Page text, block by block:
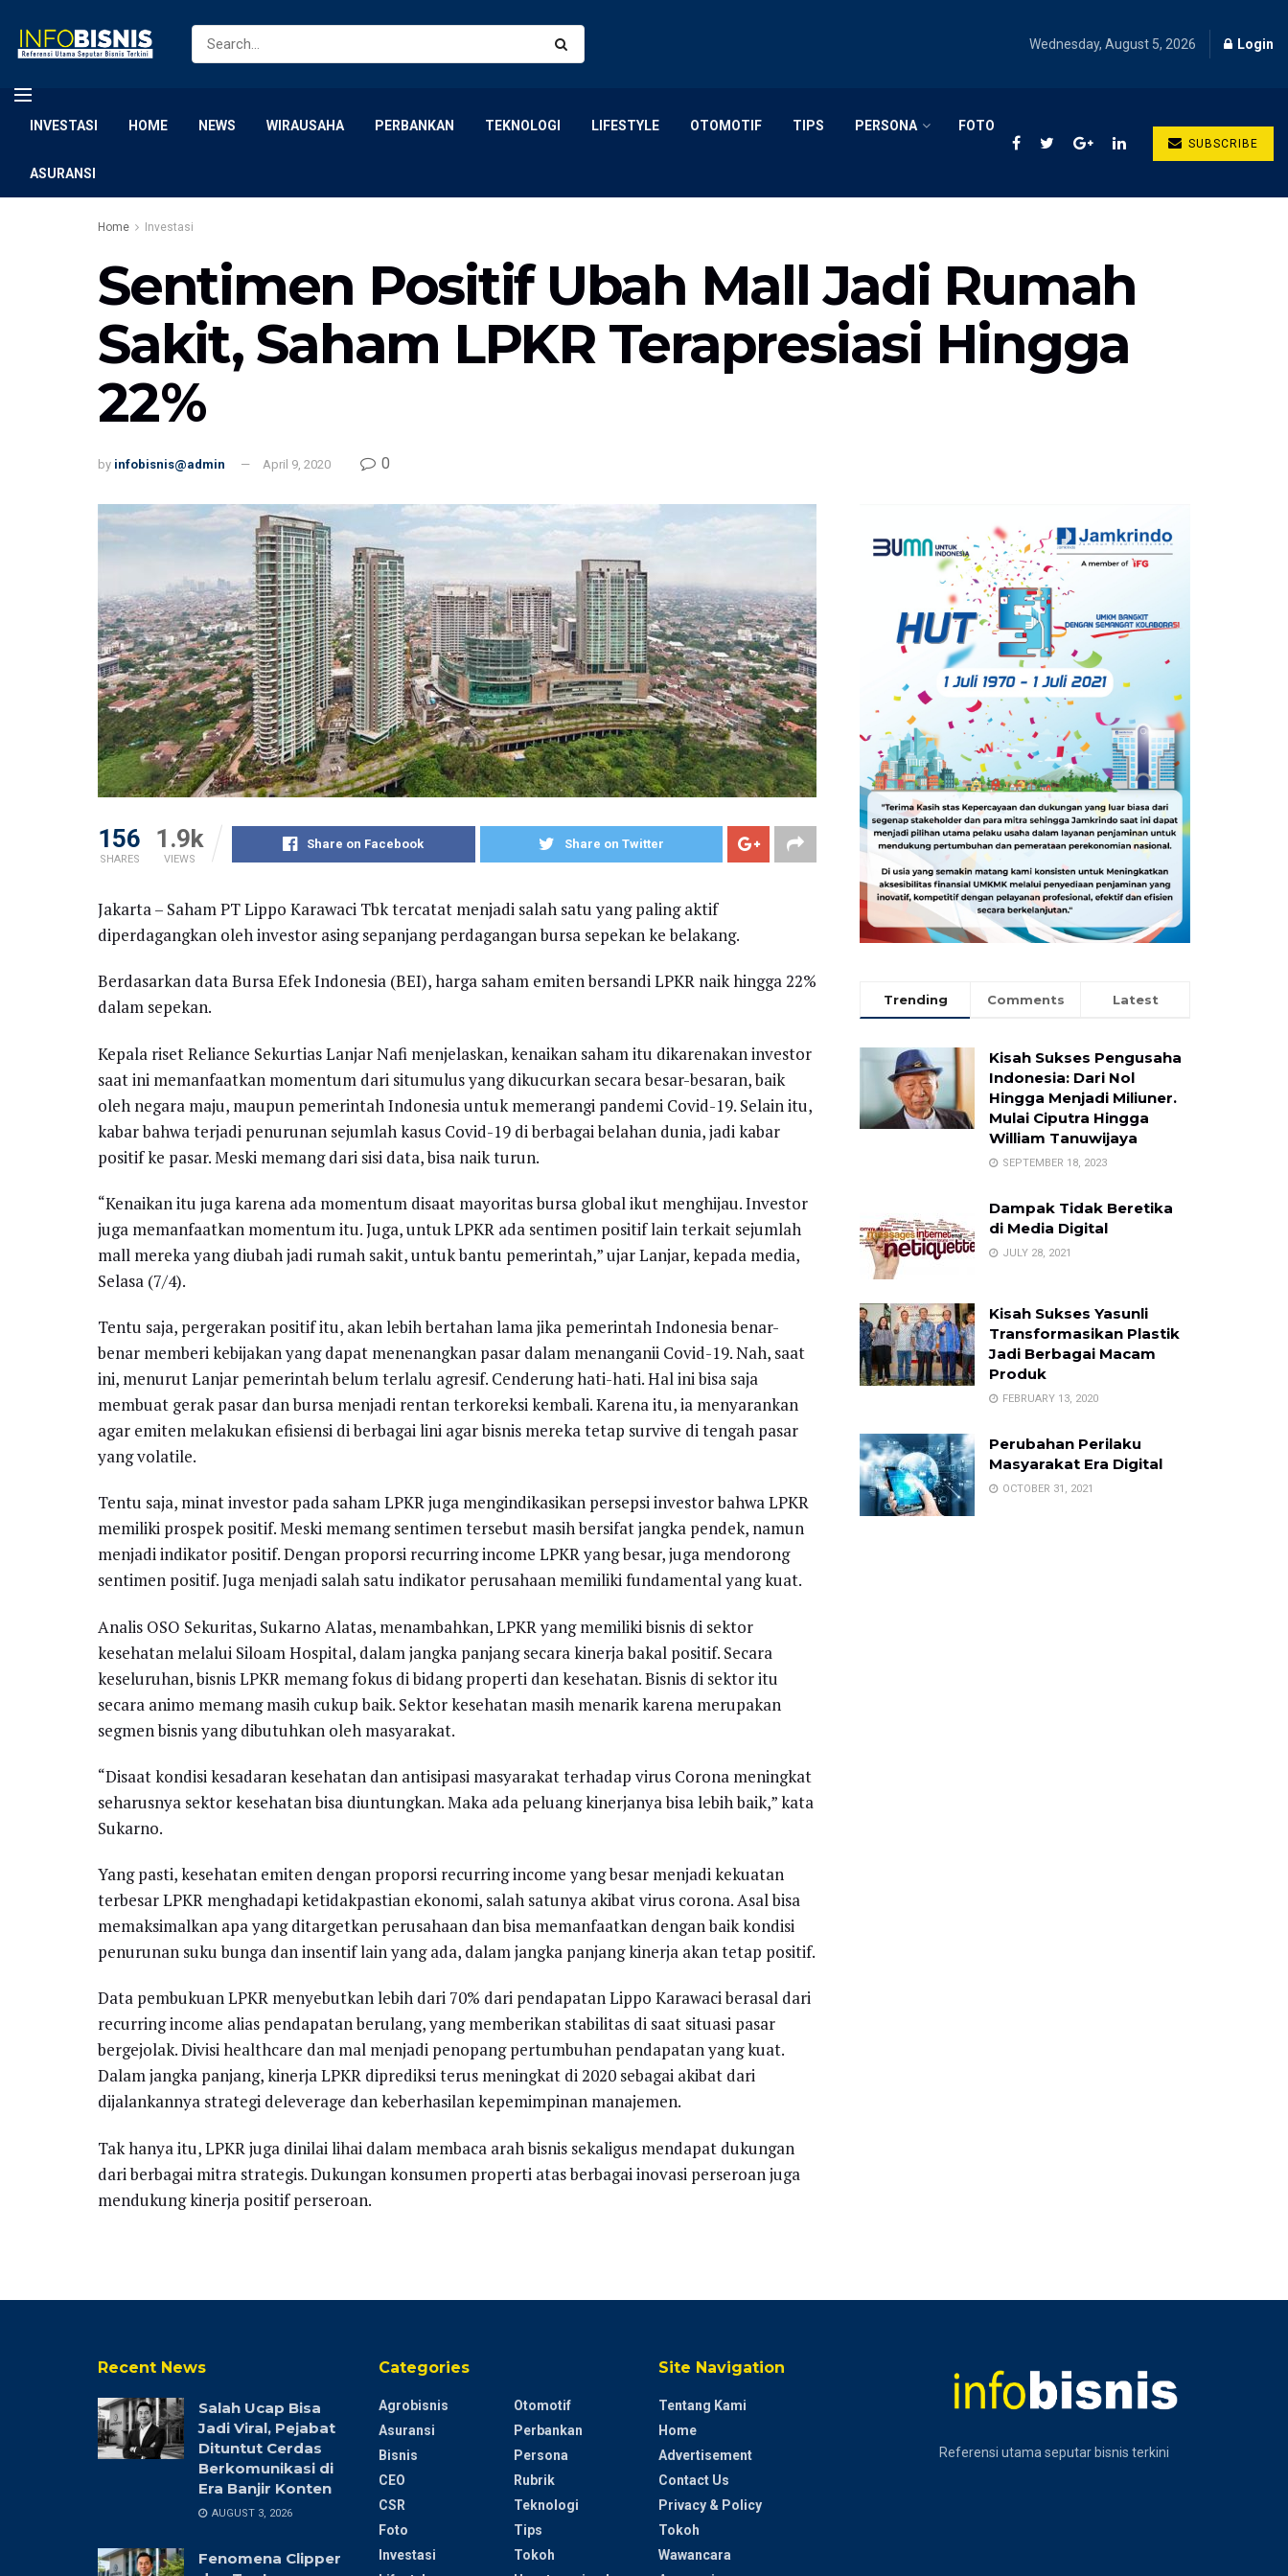
Wednesday, August 5, 2026 Login
INVESTASI HOME NEWS WIRAUSAHA PERBANKAN TEKNOLOGI LIFESTYLE OTOMOTIF TIPS PERSONA FOTO
ASURANSI
SUBSCRIBE
Home Investasi
Sentimen Positif Ubah Mall Jadi Rumah
Sakit, Saham LPKR Terapresiasi Hingga
22%
by infobisnis@admin April 9, 2020 0
156
SHARES
1.9k
VIEWS
Share on Facebook Share on Twitter
Jakarta – Saham PT Lippo Karawaci Tbk tercatat menjadi salah satu yang paling aktif
diperdagangkan oleh investor asing sepanjang perdagangan bursa sepekan ke belakang.
Berdasarkan data Bursa Efek Indonesia (BEI), harga saham emiten bersandi LPKR naik hingga 22%
dalam sepekan.
Kepala riset Reliance Sekurtias Lanjar Nafi menjelaskan, kenaikan saham itu dikarenakan investor
saat ini memanfaatkan momentum dari situmulus yang dikucurkan secara besar-besaran, baik
oleh negara maju, maupun pemerintah Indonesia untuk memerangi pandemi Covid-19. Selain itu,
kabar bahwa terjadi penurunan sejumlah kasus Covid-19 di berbagai belahan dunia, jadi kabar
positif ke pasar. Meski memang dari sisi data, bisa naik turun.
“Kenaikan itu juga karena ada momentum disaat mayoritas bursa global ikut menghijau. Investor
juga memanfaatkan momentum itu. Juga, untuk LPKR ada sentimen positif lain terkait sejumlah
mall mereka yang diubah jadi rumah sakit, untuk bantu pemerintah,” ujar Lanjar, kepada media,
Selasa (7/4).
Tentu saja, pergerakan positif itu, akan lebih bertahan lama jika pemerintah Indonesia benar-
benar memberi kebijakan yang dapat menenangkan pasar dalam menanganii Covid-19. Nah, saat
ini, menurut Lanjar pemerintah belum terlalu agresif. Cenderung hati-hati. Hal ini bisa saja
membuat gerak pasar dan bursa menjadi rentan terkoreksi kembali. Karena itu, ia menyarankan
agar emiten melakukan efisiensi di berbagai lini agar bisnis mereka tetap survive di tengah pasar
yang volatile.
Tentu saja, minat investor pada saham LPKR juga mengindikasikan persepsi investor bahwa LPKR
memiliki prospek positif. Meski memang sentimen tersebut masih bersifat jangka pendek, namun
menjadi indikator positif. Dengan proporsi recurring income LPKR yang besar, juga mendorong
sentimen positif. Juga menjadi salah satu indikator perusahaan memiliki fundamental yang kuat.
Analis OSO Sekuritas, Sukarno Alatas, menambahkan, LPKR yang memiliki bisnis di sektor
kesehatan melalui Siloam Hospital, dalam jangka panjang secara kinerja bakal positif. Secara
keseluruhan, bisnis LPKR memang fokus di bidang properti dan kesehatan. Bisnis di sektor itu
secara animo memang masih cukup baik. Sektor kesehatan masih menarik karena merupakan
segmen bisnis yang dibutuhkan oleh masyarakat.
“Disaat kondisi kesadaran kesehatan dan antisipasi masyarakat terhadap virus Corona meningkat
seharusnya sektor kesehatan bisa diuntungkan. Maka ada peluang kinerjanya bisa lebih baik,” kata
Sukarno.
Yang pasti, kesehatan emiten dengan proporsi recurring income yang besar menjadi kekuatan
terbesar LPKR menghadapi ketidakpastian ekonomi, salah satunya akibat virus corona. Asal bisa
memaksimalkan apa yang ditargetkan perusahaan dan bisa memanfaatkan dengan baik kondisi
penurunan suku bunga dan insentif lain yang ada, dalam jangka panjang kinerja akan tetap positif.
Data pembukuan LPKR menyebutkan lebih dari 70% dari pendapatan Lippo Karawaci berasal dari
recurring income alias pendapatan berulang, yang memberikan stabilitas di saat situasi pasar
bergejolak. Divisi healthcare dan mal menjadi penopang pertumbuhan pendapatan yang kuat.
Dalam jangka panjang, kinerja LPKR diprediksi terus meningkat di 2020 sebagai akibat dari
dijalankannya strategi deleverage dan keberhasilan kepemimpinan manajemen.
Tak hanya itu, LPKR juga dinilai lihai dalam membaca arah bisnis sekaligus mendapat dukungan
dari berbagai mitra strategis. Dukungan konsumen properti atas berbagai inovasi perseroan juga
mendukung kinerja positif perseroan.
Trending Comments Latest
Kisah Sukses Pengusaha
Indonesia: Dari Nol
Hingga Menjadi Miliuner.
Mulai Ciputra Hingga
William Tanuwijaya
SEPTEMBER 18, 2023
Dampak Tidak Beretika
di Media Digital
JULY 28, 2021
Kisah Sukses Yasunli
Transformasikan Plastik
Jadi Berbagai Macam
Produk
FEBRUARY 13, 2020
Perubahan Perilaku
Masyarakat Era Digital
OCTOBER 31, 2021
Recent News
Salah Ucap Bisa
Jadi Viral, Pejabat
Dituntut Cerdas
Berkomunikasi di
Era Banjir Konten
AUGUST 3, 2026
Fenomena Clipper
Categories
Agrobisnis
Asuransi
Bisnis
CEO
CSR
Foto
Investasi
Otomotif
Perbankan
Persona
Rubrik
Teknologi
Tips
Tokoh
Site Navigation
Tentang Kami
Home
Advertisement
Contact Us
Privacy & Policy
Tokoh
Wawancara
Referensi utama seputar bisnis terkini